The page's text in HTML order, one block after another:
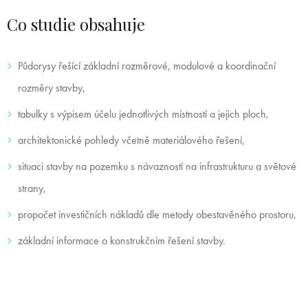
Co studie obsahuje
Půdorysy řešící základní rozměrové, modulové a koordinační
rozměry stavby,
tabulky s výpisem účelu jednotlivých místností a jejich ploch,
architektonické pohledy včetně materiálového řešení,
situaci stavby na pozemku s návazností na infrastrukturu a světové
strany,
propočet investičních nákladů dle metody obestavěného prostoru,
základní informace o konstrukčním řešení stavby.